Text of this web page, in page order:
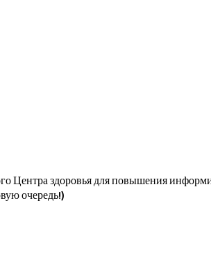
Центра здоровья для повышения
очередь!)